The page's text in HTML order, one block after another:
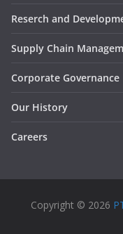
Reserch and
Supply Chain
Corporate Governance
Our History
Careers
Copyright © 2026